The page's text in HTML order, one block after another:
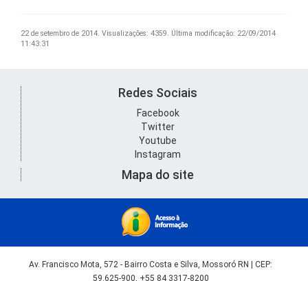
22 de setembro de 2014. Visualizações: 4359. Última modificação: 22/09/2014
11:43:31
Redes Sociais
Facebook
Twitter
Youtube
Instagram
Mapa do site
Av. Francisco Mota, 572 - Bairro Costa e Silva, Mossoró RN | CEP:
59.625-900, +55 84 3317-8200